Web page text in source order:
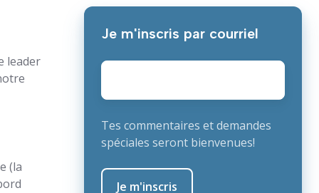
leader
(la
Je m'inscris par courriel
E-
Tes commentaires et demandes
spéciales seront bienvenues!